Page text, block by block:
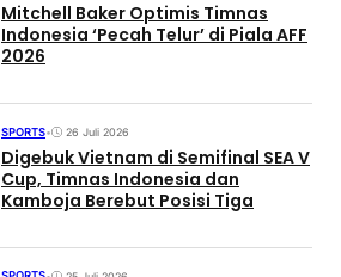
Mitchell Baker Optimis Timnas
Indonesia ‘Pecah Telur’ di Piala AFF
2026
SPORTS• 26 Juli 2026
Digebuk Vietnam di Semifinal SEA V
Cup, Timnas Indonesia dan
Kamboja Berebut Posisi Tiga